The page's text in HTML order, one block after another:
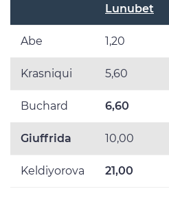
Lunubet
Abe 1,20
Krasniqui 5,60
Buchard 6,60
Giuffrida 10,00
Keldiyorova 21,00